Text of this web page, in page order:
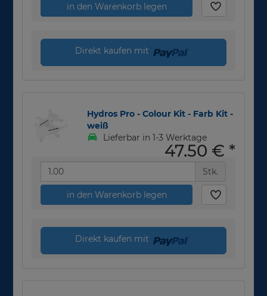
in den Warenkorb legen
Direkt kaufen mit
Hydros Pro - Colour Kit - Farb Kit -
weiß
Lieferbar in 1-3 Werktage
47,50 € *
Stk.
in den Warenkorb legen
Direkt kaufen mit